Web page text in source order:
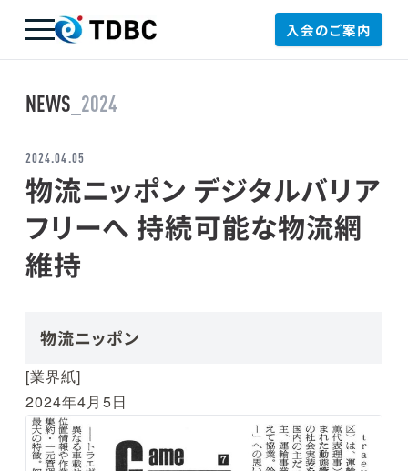
TDBC 入会のご案内
NEWS _2024
2024.04.05
物流ニッポン デジタルバリア
フリーへ 持続可能な物流網
維持
物流ニッポン
[業界紙]
2024年4月5日